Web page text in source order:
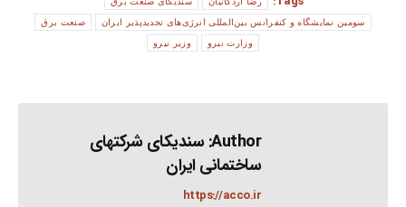
سومین نمایشگاه و کنفرانس بین‌المللی انرژی‌های تجدیدپذیر ایران صنعت برق
وزارت نیرو وزیر نیرو
Author: سندیکای شرکتهای
ساختمانی ایران
https://acco.ir